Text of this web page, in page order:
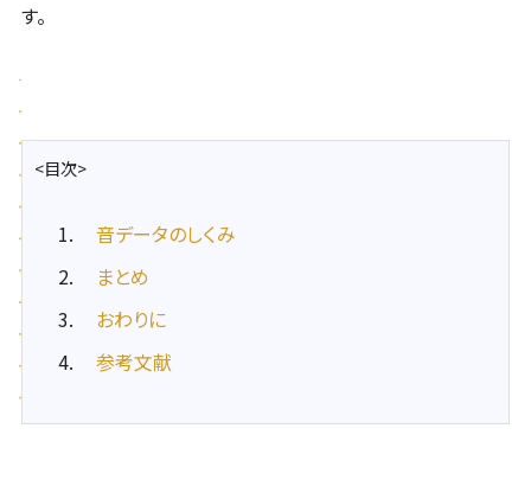
す。
<目次>
音データのしくみ
まとめ
おわりに
参考文献